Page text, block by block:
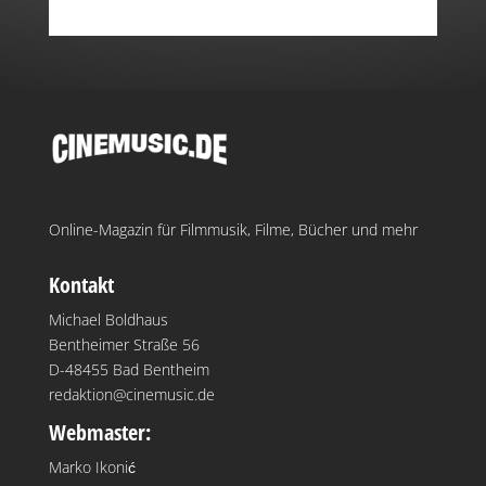
Online-Magazin für Filmmusik, Filme, Bücher und mehr
Kontakt
Michael Boldhaus
Bentheimer Straße 56
D-48455 Bad Bentheim
redaktion@cinemusic.de
Webmaster:
Marko Ikonić